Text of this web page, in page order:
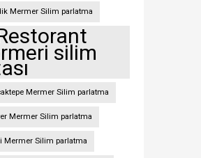
Mermer Silim parlatma
silim
Mermer Silim parlatma
Mermer Silim parlatma
Mermer Silim parlatma